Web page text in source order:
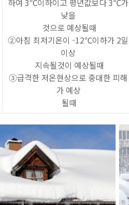
하여 3℃이하이고 평년값보다 3℃가
낮을
것으로 예상될때
②아침 최저기온이 -12℃이하가 2일
이상
지속될것이 예상될때
③급격한 저온현상으로 중대한 피해
가 예상
될때